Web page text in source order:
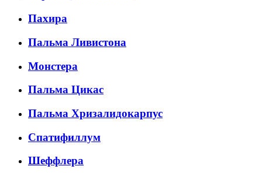
Пахира
Пальма Ливистона
Монстера
Пальма Цикас
Пальма Хризалидокарпус
Спатифиллум
Шеффлера